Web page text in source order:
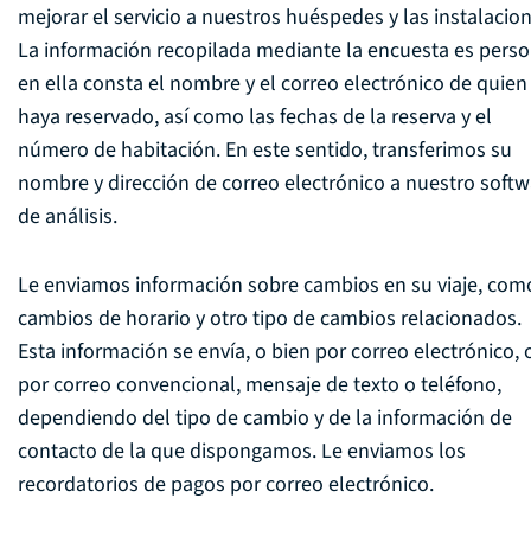
mejorar el servicio a nuestros huéspedes y las
La información recopilada mediante la encuesta es
en ella consta el nombre y el correo electrónico de quien
haya reservado, así como las fechas de la reserva y el
número de habitación. En este sentido, transferimos su
nombre y dirección de correo electrónico a nuestro
de análisis.
Le enviamos información sobre cambios en su viaje,
cambios de horario y otro tipo de cambios relacionados.
Esta información se envía, o bien por correo electrónico,
por correo convencional, mensaje de texto o teléfono,
dependiendo del tipo de cambio y de la información de
contacto de la que dispongamos. Le enviamos los
recordatorios de pagos por correo electrónico.